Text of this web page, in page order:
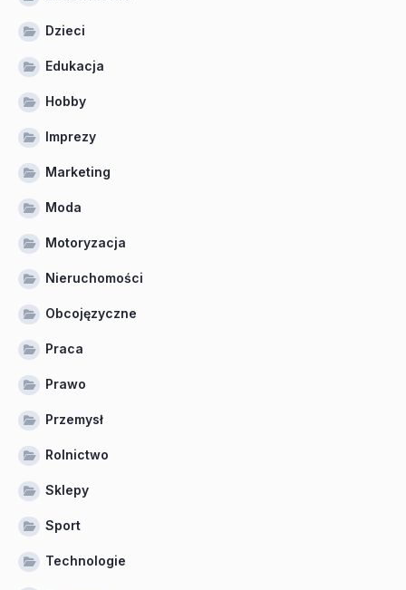
Dzieci
Edukacja
Hobby
Imprezy
Marketing
Moda
Motoryzacja
Nieruchomości
Obcojęzyczne
Praca
Prawo
Przemysł
Rolnictwo
Sklepy
Sport
Technologie